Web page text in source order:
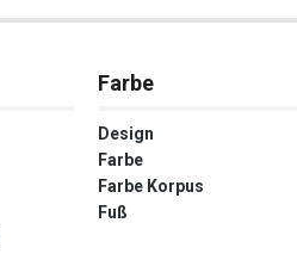
Farbe
Design
Farbe
Farbe Korpus
Fuß